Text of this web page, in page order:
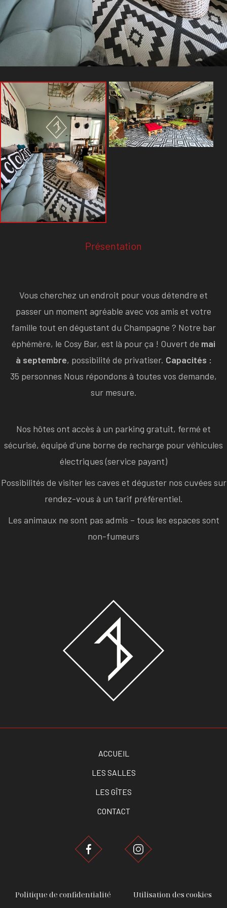
Présentation
Vous cherchez un endroit pour vous détendre et
passer un moment agréable avec vos amis et votre
famille tout en dégustant du Champagne ? Notre bar
éphémère, le Cosy Bar, est là pour ça ! Ouvert de mai
à septembre, possibilité de privatiser. Capacités :
35 personnes Nous répondons à toutes vos demande,
sur mesure.
Nos hôtes ont accès à un parking gratuit, fermé et
sécurisé, équipé d’une borne de recharge pour véhicules
électriques (service payant)
Possibilités de visiter les caves et déguster nos cuvées sur
rendez-vous à un tarif préférentiel.
Les animaux ne sont pas admis – tous les espaces sont
non-fumeurs
ACCUEIL
LES SALLES
LES GÎTES
CONTACT
Politique de confidentialité Utilisation des cookies